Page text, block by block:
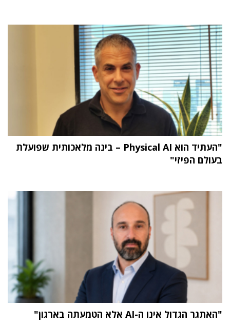
"העתיד הוא Physical AI – בינה מלאכותית שפועלת
בעולם הפיזי"
"האתגר הגדול אינו ה-AI אלא הטמעתה בארגון"